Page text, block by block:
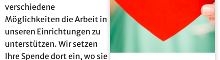
verschiedene
Möglichkeiten die Arbeit in
unseren Einrichtungen zu
unterstützen. Wir setzen
Ihre Spende dort ein, wo sie